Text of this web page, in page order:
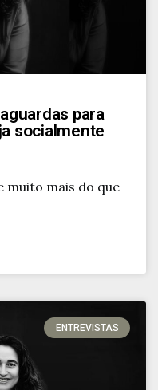
para
socialmente
muito mais do que
ENTREVISTAS